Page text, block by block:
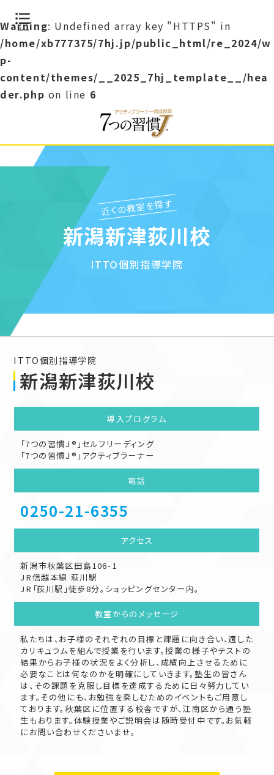
Warning: Undefined array key "HTTPS" in
/home/xb777375/7hj.jp/public_html/re_2024/w
p-
content/themes/__2025_7hj_template__/hea
der.php on line 6
近くの教室を探す
新潟新津荻川校
ITTO個別指導学院
ITTO個別指導学院
新潟新津荻川校
導入プログラム
「7つの習慣Ｊ®」セルフリーディング
「7つの習慣Ｊ®」アクティブラーナー
電話
0250-21-6355
アクセス
新潟市秋葉区田島106-1
JR信越本線 萩川駅
JR「荻川駅」徒歩8分。ショッピングセンター内。
教室からの メッセージ
私たちは、お子様のそれぞれの目標と課題に向き合い、適した
カリキュラムを組んで授業を行います。授業の様子やテストの
結果からお子様の状況をよく分析し、成績向上させるために
必要なことは何なのかを明確にしていきます。塾生の皆さん
は、その課題を克服し目標を達成するために日々努力してい
ます。その他にも、お勉強を楽しむためのイベントもご用意し
ております。秋葉区に位置する校舎ですが、江南区から通う塾
生もおります。体験授業やご説明会は随時受付中です。お気軽
にお問い合わせくださいませ。